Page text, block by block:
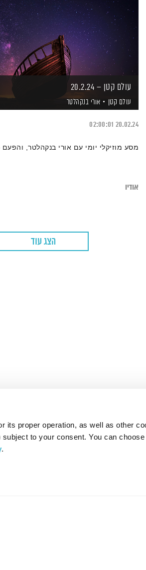
its proper operation, as well as other
to your consent. You can
.
עולם קטן – 20.2.24
עולם קטן אורי בנקהלטר
20.02.24
02:00:01
מסע מוזיקלי יומי עם אורי בנקהלטר, והפעם
אודיו
הצג עוד